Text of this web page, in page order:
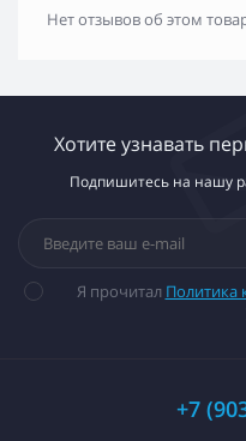
Нет отзывов об этом
Хотите узнавать
Подпишитесь на нашу
Я прочитал Политика
+7